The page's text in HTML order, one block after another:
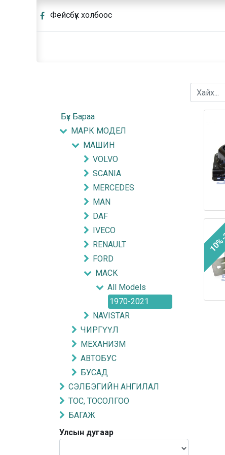
Фейсбүүк холбоос
Бүх Бараа
МАРК МОДЕЛ
МАШИН
VOLVO
SCANIA
MERCEDES
MAN
DAF
IVECO
RENAULT
FORD
MACK
All Models
1970-2021
NAVISTAR
ЧИРГҮҮЛ
МЕХАНИЗМ
АВТОБУС
БУСАД
СЭЛБЭГИЙН АНГИЛАЛ
ТОС, ТОСОЛГОО
БАГАЖ
Улсын дугаар